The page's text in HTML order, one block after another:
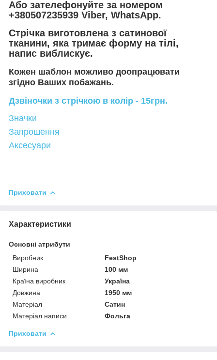
Або зателефонуйте за номером
+380507235939 Viber, WhatsApp.
Стрічка виготовлена з сатинової
тканини, яка тримає форму на тілі,
напис виблискує.
Кожен шаблон можливо доопрацювати
згідно Ваших побажань.
Дзвіночки з стрічкою в колір - 15грн.
Значки
Запрошення
Аксесуари
Приховати
Характеристики
Основні атрибути
Виробник
FestShop
Ширина
100 мм
Країна виробник
Україна
Довжина
1950 мм
Матеріал
Сатин
Матеріал написи
Фольга
Приховати